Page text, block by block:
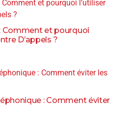
Comment et pourquoi
D’appels ?
: Comment éviter